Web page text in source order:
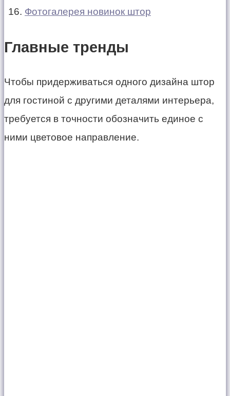
Фотогалерея новинок штор
Главные тренды
Чтобы придерживаться одного дизайна штор
для гостиной с другими деталями интерьера,
требуется в точности обозначить единое с
ними цветовое направление.